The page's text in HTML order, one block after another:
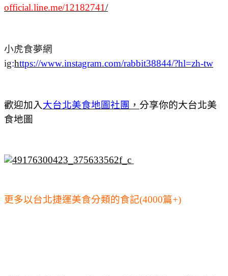
official.line.me/12182741/
小虎食夢網
ig:https://www.instagram.com/rabbit38844/?hl=zh-tw
歡迎加入大台北美食地圖社團 ， 分享你的大台北美
食地圖
更多以台北捷運美食分類的食記(4000篇+)